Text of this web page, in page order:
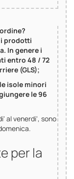
i prodotti
In genere i
entro 48 / 72
(GLS);
isole minori
le 96
al venerdi', sono
per la